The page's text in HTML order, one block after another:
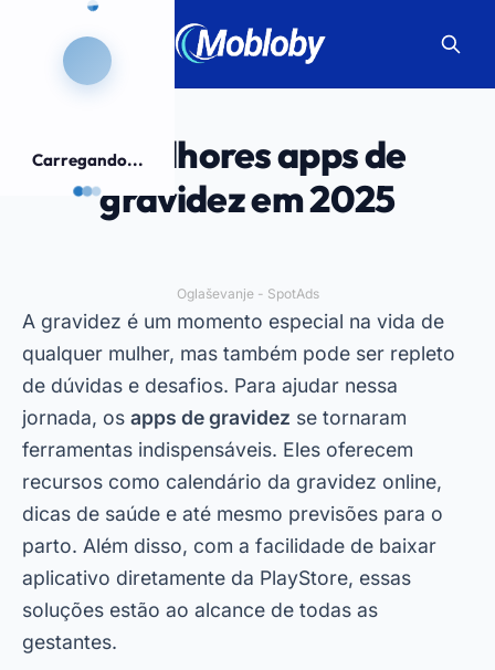
Carregando...5 melhores apps de
gravidez em 2025
Oglaševanje - SpotAds
A gravidez é um momento especial na vida de
qualquer mulher, mas também pode ser repleto
de dúvidas e desafios. Para ajudar nessa
jornada, os apps de gravidez se tornaram
ferramentas indispensáveis. Eles oferecem
recursos como calendário da gravidez online,
dicas de saúde e até mesmo previsões para o
parto. Além disso, com a facilidade de baixar
aplicativo diretamente da PlayStore, essas
soluções estão ao alcance de todas as
gestantes.